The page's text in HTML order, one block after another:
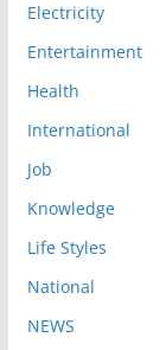
Electricity
Entertainment
Health
International
Job
Knowledge
Life Styles
National
NEWS